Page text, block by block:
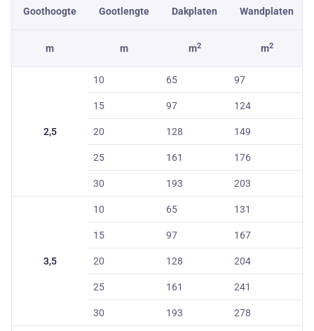
Goothoogte Gootlengte Dakplaten Wandplaten
m m m2 m2
2,5
10 65 97
15 97 124
20 128 149
25 161 176
30 193 203
3,5
10 65 131
15 97 167
20 128 204
25 161 241
30 193 278